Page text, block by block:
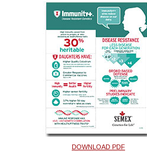
DOWNLOAD PDF